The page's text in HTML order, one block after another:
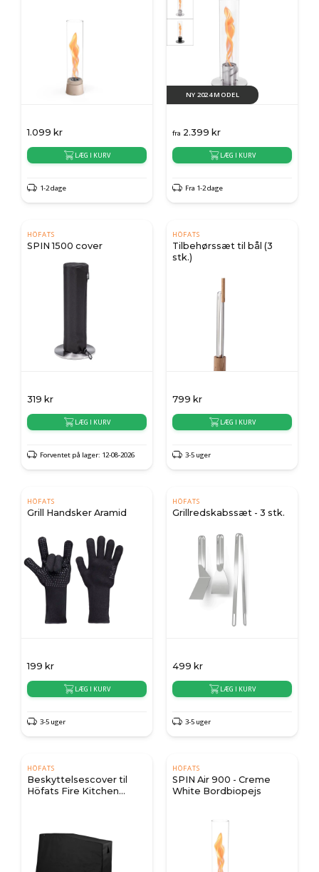
1.099 kr
LÆG I KURV
1-2 dage
NY 2024 MODEL
fra 2.399 kr
LÆG I KURV
Fra 1-2 dage
HÖFATS
SPIN 1500 cover
319 kr
LÆG I KURV
Forventet på lager: 12-08-2026
HÖFATS
Tilbehørssæt til bål (3
stk.)
799 kr
LÆG I KURV
3-5 uger
HÖFATS
Grill Handsker Aramid
199 kr
LÆG I KURV
3-5 uger
HÖFATS
Grillredskabssæt - 3 stk.
499 kr
LÆG I KURV
3-5 uger
HÖFATS
Beskyttelsescover til
Höfats Fire Kitchen
HÖFATS
SPIN Air 900 - Creme
White Bordbiopejs